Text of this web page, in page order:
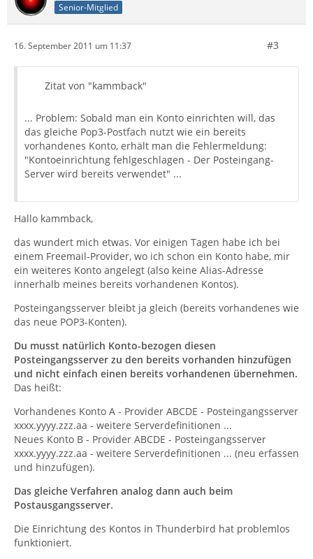
Senior-Mitglied
16. September 2011 um 11:37 #3
Zitat von "kammback"
... Problem: Sobald man ein Konto einrichten will, das
das gleiche Pop3-Postfach nutzt wie ein bereits
vorhandenes Konto, erhält man die Fehlermeldung:
"Kontoeinrichtung fehlgeschlagen - Der Posteingang-
Server wird bereits verwendet" ...
Hallo kammback,
das wundert mich etwas. Vor einigen Tagen habe ich bei
einem Freemail-Provider, wo ich schon ein Konto habe, mir
ein weiteres Konto angelegt (also keine Alias-Adresse
innerhalb meines bereits vorhandenen Kontos).
Posteingangsserver bleibt ja gleich (bereits vorhandenes wie
das neue POP3-Konten).
Du musst natürlich Konto-bezogen diesen
Posteingangsserver zu den bereits vorhanden hinzufügen
und nicht einfach einen bereits vorhandenen übernehmen.
Das heißt:
Vorhandenes Konto A - Provider ABCDE - Posteingangsserver
xxxx.yyyy.zzz.aa - weitere Serverdefinitionen ...
Neues Konto B - Provider ABCDE - Posteingangsserver
xxxx.yyyy.zzz.aa - weitere Serverdefinitionen ... (neu erfassen
und hinzufügen).
Das gleiche Verfahren analog dann auch beim
Postausgangsserver.
Die Einrichtung des Kontos in Thunderbird hat problemlos
funktioniert.